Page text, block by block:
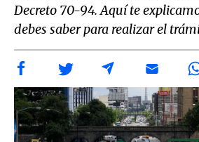
Decreto 70-94. Aquí te
debes saber para realizar el